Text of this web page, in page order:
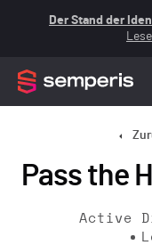
Der Stand der
Pass the
Active